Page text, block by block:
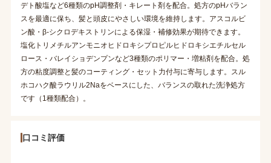
デト酸塩など6種類のpH調整剤・キレート剤を配合。処方のpHバラン
スを最適に保ち、髪と頭皮にやさしい環境を維持します。アスコルビ
ン酸・β-シクロデキストリンによる保湿・補修効果が期待できます。
塩化トリメチルアンモニオヒドロキシプロピルヒドロキシエチルセル
ロース・バレイショデンプンなど3種類のポリマー・増粘剤を配合。処
方の粘度調整と髪のコーティング・セット力付与に寄与します。スル
ホコハク酸ラウリル2Naをベースにした、バランスの取れた洗浄処方
です（1種類配合）。
口コミ評価